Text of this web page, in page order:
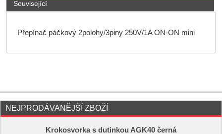
Související
Přepínač páčkový 2polohy/3piny 250V/1A ON-ON mini
NEJPRODÁVANĚJŠÍ ZBOŽÍ
Krokosvorka s dutinkou AGK40 černá